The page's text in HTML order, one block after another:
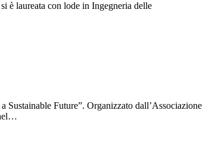
è laureata con lode in Ingegneria delle
Future”. Organizzato dall’Associazione